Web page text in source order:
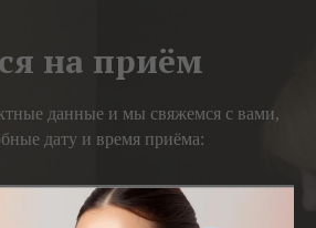
на приём
данные и мы свяжемся с вами,
дату и время приёма: